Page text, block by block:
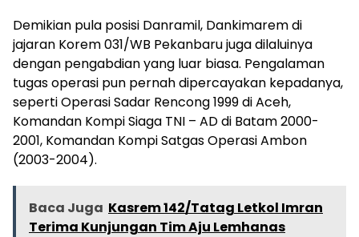
Demikian pula posisi Danramil, Dankimarem di
jajaran Korem 031/WB Pekanbaru juga dilaluinya
dengan pengabdian yang luar biasa. Pengalaman
tugas operasi pun pernah dipercayakan kepadanya,
seperti Operasi Sadar Rencong 1999 di Aceh,
Komandan Kompi Siaga TNI – AD di Batam 2000-
2001, Komandan Kompi Satgas Operasi Ambon
(2003-2004).
Baca Juga Kasrem 142/Tatag Letkol Imran
Terima Kunjungan Tim Aju Lemhanas